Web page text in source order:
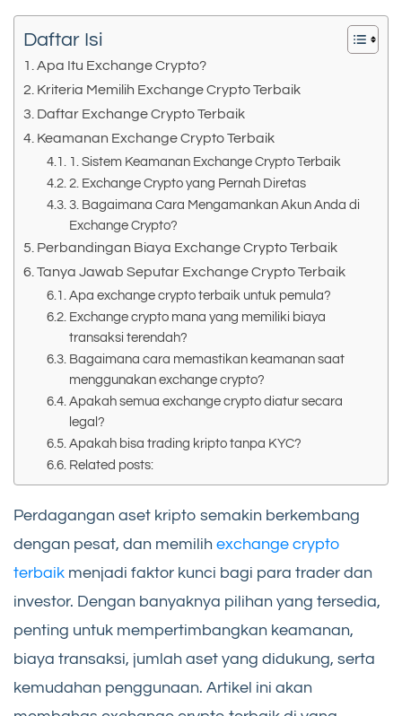
Daftar Isi
Apa Itu Exchange Crypto?
Kriteria Memilih Exchange Crypto Terbaik
Daftar Exchange Crypto Terbaik
Keamanan Exchange Crypto Terbaik
1. Sistem Keamanan Exchange Crypto Terbaik
2. Exchange Crypto yang Pernah Diretas
3. Bagaimana Cara Mengamankan Akun Anda di
Exchange Crypto?
Perbandingan Biaya Exchange Crypto Terbaik
Tanya Jawab Seputar Exchange Crypto Terbaik
Apa exchange crypto terbaik untuk pemula?
Exchange crypto mana yang memiliki biaya
transaksi terendah?
Bagaimana cara memastikan keamanan saat
menggunakan exchange crypto?
Apakah semua exchange crypto diatur secara
legal?
Apakah bisa trading kripto tanpa KYC?
Related posts:
Perdagangan aset kripto semakin berkembang
dengan pesat, dan memilih exchange crypto
terbaik menjadi faktor kunci bagi para trader dan
investor. Dengan banyaknya pilihan yang tersedia,
penting untuk mempertimbangkan keamanan,
biaya transaksi, jumlah aset yang didukung, serta
kemudahan penggunaan. Artikel ini akan